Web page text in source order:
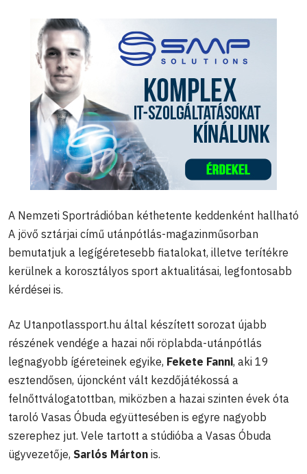
A Nemzeti Sportrádióban kéthetente keddenként hallható
A jövő sztárjai című utánpótlás-magazinműsorban
bemutatjuk a legígéretesebb fiatalokat, illetve terítékre
kerülnek a korosztályos sport aktualitásai, legfontosabb
kérdései is.
Az Utanpotlassport.hu által készített sorozat újabb
részének vendége a hazai női röplabda-utánpótlás
legnagyobb ígéreteinek egyike, Fekete Fanni, aki 19
esztendősen, újoncként vált kezdőjátékossá a
felnőttválogatottban, miközben a hazai szinten évek óta
taroló Vasas Óbuda együttesében is egyre nagyobb
szerephez jut. Vele tartott a stúdióba a Vasas Óbuda
ügyvezetője, Sarlós Márton is.